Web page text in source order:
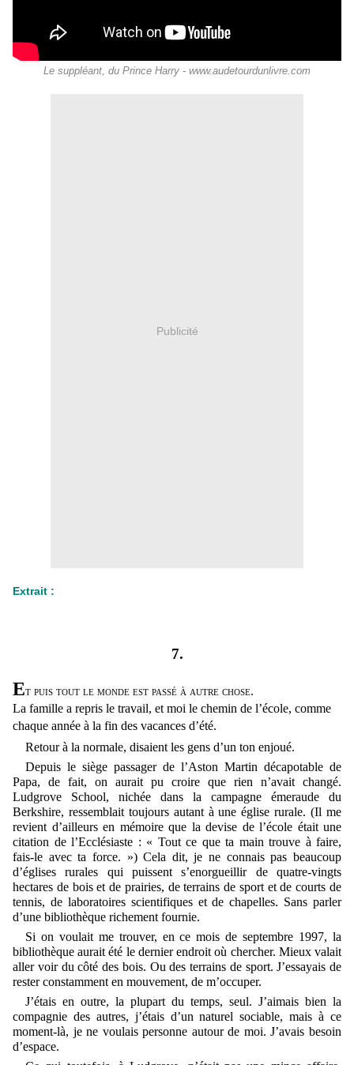
Le suppléant, du Prince Harry - www.audetourdunlivre.com
Publicité
Extrait :
7.
Et puis tout le monde est passé à autre chose.
La famille a repris le travail, et moi le chemin de l’école, comme
chaque année à la fin des vacances d’été.
Retour à la normale, disaient les gens d’un ton enjoué.
Depuis le siège passager de l’Aston Martin décapotable de
Papa, de fait, on aurait pu croire que rien n’avait changé.
Ludgrove School, nichée dans la campagne émeraude du
Berkshire, ressemblait toujours autant à une église rurale. (Il me
revient d’ailleurs en mémoire que la devise de l’école était une
citation de l’Ecclésiaste : « Tout ce que ta main trouve à faire,
fais-le avec ta force. ») Cela dit, je ne connais pas beaucoup
d’églises rurales qui puissent s’enorgueillir de quatre-vingts
hectares de bois et de prairies, de terrains de sport et de courts de
tennis, de laboratoires scientifiques et de chapelles. Sans parler
d’une bibliothèque richement fournie.
Si on voulait me trouver, en ce mois de septembre 1997, la
bibliothèque aurait été le dernier endroit où chercher. Mieux valait
aller voir du côté des bois. Ou des terrains de sport. J’essayais de
rester constamment en mouvement, de m’occuper.
J’étais en outre, la plupart du temps, seul. J’aimais bien la
compagnie des autres, j’étais d’un naturel sociable, mais à ce
moment-là, je ne voulais personne autour de moi. J’avais besoin
d’espace.